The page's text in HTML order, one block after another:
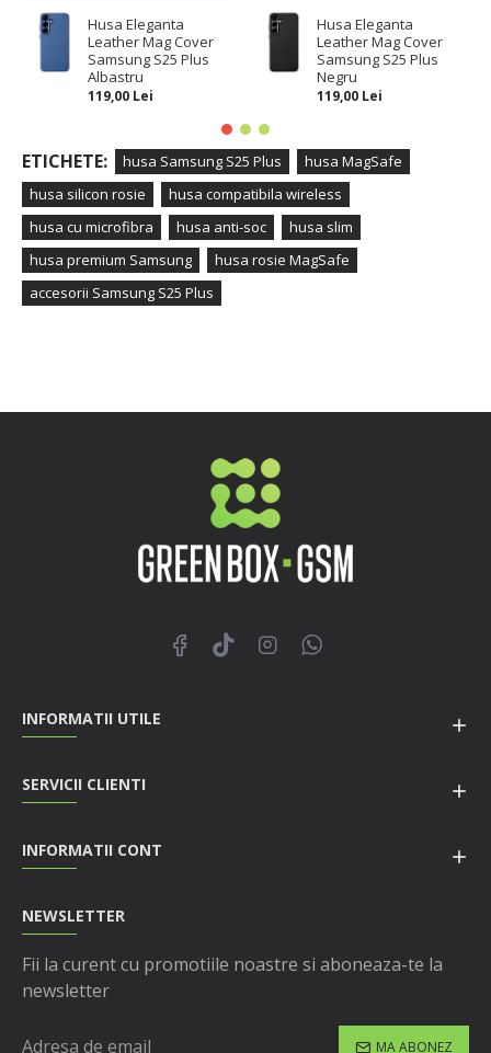
Husa Eleganta
Leather Mag Cover
Samsung S25 Plus
Albastru
119,00 Lei
Husa Eleganta
Leather Mag Cover
Samsung S25 Plus
Negru
119,00 Lei
ETICHETE: husa Samsung S25 Plus
husa MagSafe
husa silicon rosie
husa compatibila wireless
husa cu microfibra
husa anti-soc
husa slim
husa premium Samsung
husa rosie MagSafe
accesorii Samsung S25 Plus
INFORMATII UTILE
SERVICII CLIENTI
INFORMATII CONT
NEWSLETTER
Fii la curent cu promotiile noastre si aboneaza-te la
newsletter
MA ABONEZ